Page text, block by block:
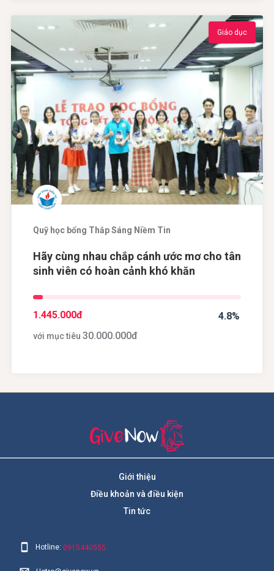
Giáo dục
Quỹ học bổng Thắp Sáng Niềm Tin
Hãy cùng nhau chắp cánh ước mơ cho tân
sinh viên có hoàn cảnh khó khăn
4.8%
1.445.000đ
với mục tiêu 30.000.000đ
Giới thiệu
Điều khoản và điều kiện
Tin tức
Hotline:0915440555